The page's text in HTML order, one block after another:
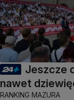
Jeszcze
nawet
RANKING MAZURA